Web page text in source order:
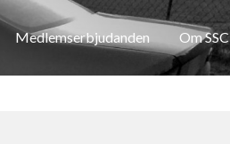
Medlemserbjudanden Om SSC